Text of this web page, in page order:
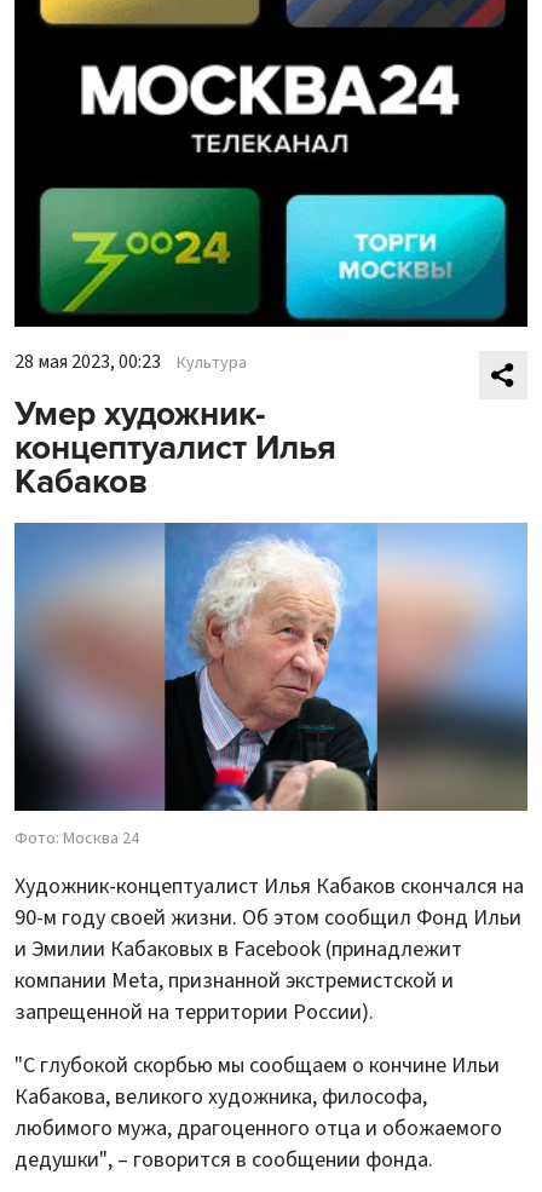
28 мая 2023, 00:23 Культура
Умер художник-
концептуалист Илья
Кабаков
Фото: Москва 24
Художник-концептуалист Илья Кабаков скончался на
90-м году своей жизни. Об этом сообщил Фонд Ильи
и Эмилии Кабаковых в Facebook (принадлежит
компании Meta, признанной экстремистской и
запрещенной на территории России).
"С глубокой скорбью мы сообщаем о кончине Ильи
Кабакова, великого художника, философа,
любимого мужа, драгоценного отца и обожаемого
дедушки", – говорится в сообщении фонда.